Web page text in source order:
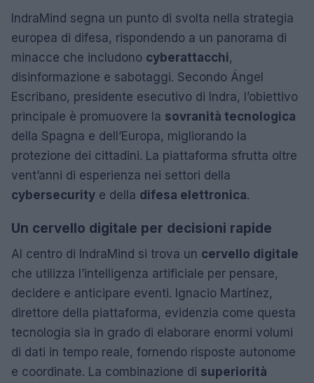
IndraMind segna un punto di svolta nella strategia
europea di difesa, rispondendo a un panorama di
minacce che includono cyberattacchi,
disinformazione e sabotaggi. Secondo Ángel
Escribano, presidente esecutivo di Indra, l’obiettivo
principale è promuovere la sovranità tecnologica
della Spagna e dell’Europa, migliorando la
protezione dei cittadini. La piattaforma sfrutta oltre
vent’anni di esperienza nei settori della
cybersecurity e della difesa elettronica.
Un cervello digitale per decisioni rapide
Al centro di IndraMind si trova un cervello digitale
che utilizza l’intelligenza artificiale per pensare,
decidere e anticipare eventi. Ignacio Martínez,
direttore della piattaforma, evidenzia come questa
tecnologia sia in grado di elaborare enormi volumi
di dati in tempo reale, fornendo risposte autonome
e coordinate. La combinazione di superiorità